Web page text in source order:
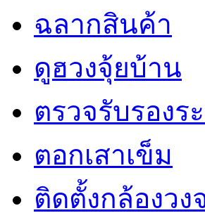
ฉลากสินค้า
ดูฮวงจุ้ยบ้าน
ตรวจรับรองร
ตอกเสาเข็ม
ติดตั้งกล้องวง